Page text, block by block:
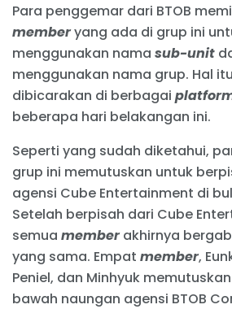
Para penggemar dari BTOB
memberyang ada di grup ini
menggunakan nama sub-unit
menggunakan nama grup. Hal
dibicarakan di berbagai
beberapa hari belakangan ini.
Seperti yang sudah diketahui,
grup ini memutuskan untuk
agensi Cube Entertainment di
Setelah berpisah dari Cube
semua memberakhirnya
yang sama. Empat member,
Peniel, dan Minhyuk
bawah naungan agensi BTOB